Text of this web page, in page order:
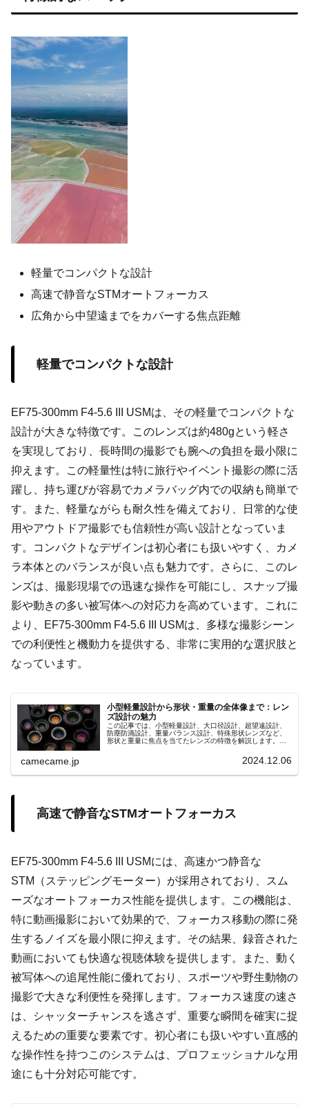
軽量でコンパクトな設計
高速で静音なSTMオートフォーカス
広角から中望遠までをカバーする焦点距離
軽量でコンパクトな設計
EF75-300mm F4-5.6 III USMは、その軽量でコンパクトな
設計が大きな特徴です。このレンズは約480gという軽さ
を実現しており、長時間の撮影でも腕への負担を最小限に
抑えます。この軽量性は特に旅行やイベント撮影の際に活
躍し、持ち運びが容易でカメラバッグ内での収納も簡単で
す。また、軽量ながらも耐久性を備えており、日常的な使
用やアウトドア撮影でも信頼性が高い設計となっていま
す。コンパクトなデザインは初心者にも扱いやすく、カメ
ラ本体とのバランスが良い点も魅力です。さらに、このレ
ンズは、撮影現場での迅速な操作を可能にし、スナップ撮
影や動きの多い被写体への対応力を高めています。これに
より、EF75-300mm F4-5.6 III USMは、多様な撮影シーン
での利便性と機動力を提供する、非常に実用的な選択肢と
なっています。
小型軽量設計から形状・重量の全体像まで：レン
ズ設計の魅力
この記事では、小型軽量設計、大口径設計、超望遠設計、
防塵防滴設計、重量バランス設計、特殊形状レンズなど、
形状と重量に焦点を当てたレンズの特徴を解説します。撮
camecame.jp 2024.12.06
高速で静音なSTMオートフォーカス
EF75-300mm F4-5.6 III USMには、高速かつ静音な
STM（ステッピングモーター）が採用されており、スム
ーズなオートフォーカス性能を提供します。この機能は、
特に動画撮影において効果的で、フォーカス移動の際に発
生するノイズを最小限に抑えます。その結果、録音された
動画においても快適な視聴体験を提供します。また、動く
被写体への追尾性能に優れており、スポーツや野生動物の
撮影で大きな利便性を発揮します。フォーカス速度の速さ
は、シャッターチャンスを逃さず、重要な瞬間を確実に捉
えるための重要な要素です。初心者にも扱いやすい直感的
な操作性を持つこのシステムは、プロフェッショナルな用
途にも十分対応可能です。